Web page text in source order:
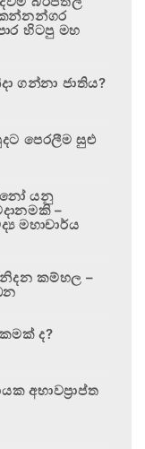
හිටපු මහ
ගන්නා ජාතිය?
පෙරලීම සුළු
යනු
–
මහාචාර්ය
කම්හල –
ද?
අභාවප්‍රාප්ත